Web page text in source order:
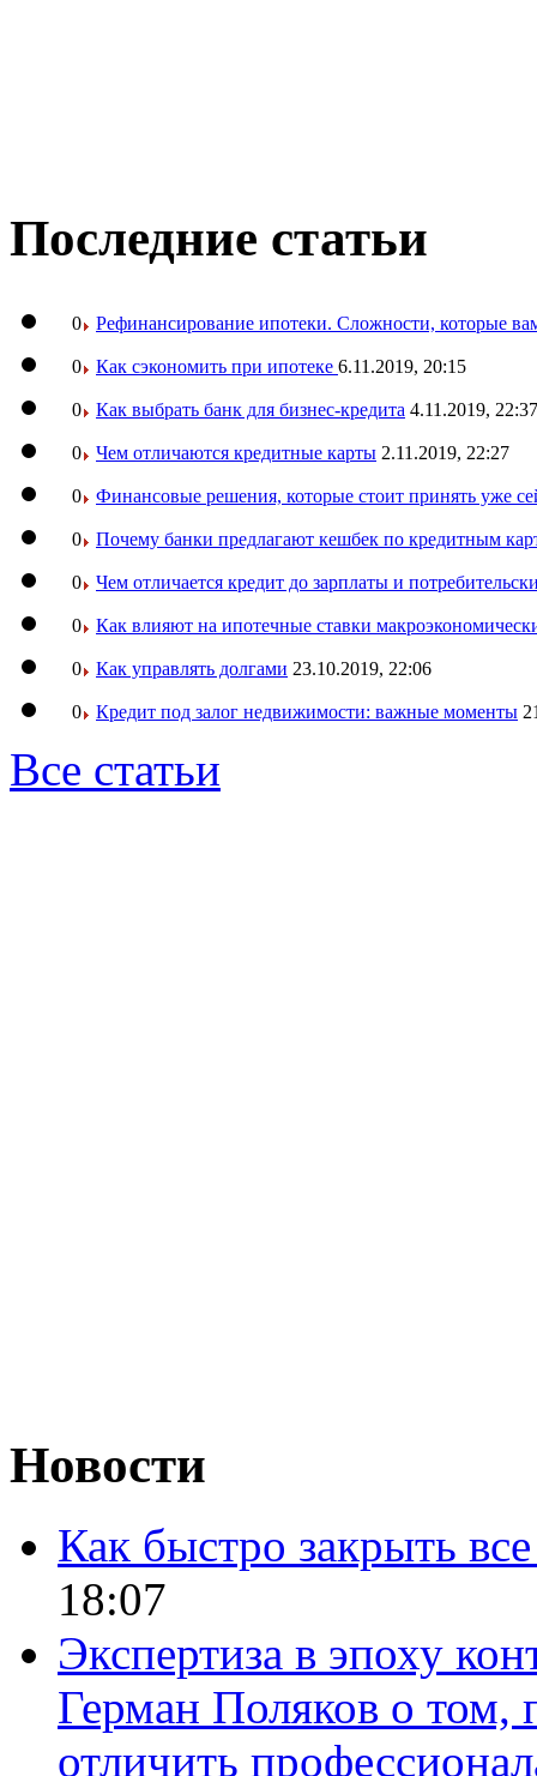
Последние статьи
0 Рефинансирование ипотеки. Сложности, которые
0 Как сэкономить при ипотеке 6.11.2019, 20:15
0 Как выбрать банк для бизнес-кредита 4.11.2019, 22:37
0 Чем отличаются кредитные карты 2.11.2019, 22:27
0 Финансовые решения, которые стоит принять уже
0 Почему банки предлагают кешбек по кредитным
0 Чем отличается кредит до зарплаты и
0 Как влияют на ипотечные ставки
0 Как управлять долгами 23.10.2019, 22:06
0 Кредит под залог недвижимости: важные моменты
Все статьи
Новости
Как быстро закрыть
18:07
Экспертиза в эпоху
Герман Поляков о том,
отличить